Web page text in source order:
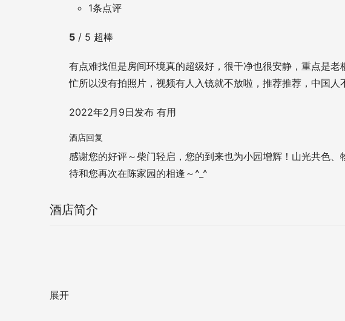
1条点评
5 / 5 超棒
有点难找但是房间环境真的超级好，很干净也很安静，重点是
忙所以没有拍照片，视频有人入镜就不放啦，推荐推荐，中国人
2022年2月9日发布 有用
酒店回复
感谢您的好评～柴门轻启，您的到来也为小园增辉！山光共色
待和您再次在陈家园的相逢～^_^
酒店简介
展开